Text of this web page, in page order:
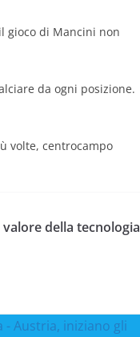
gioco di Mancini non
da ogni posizione.
volte, centrocampo
della tecnologia